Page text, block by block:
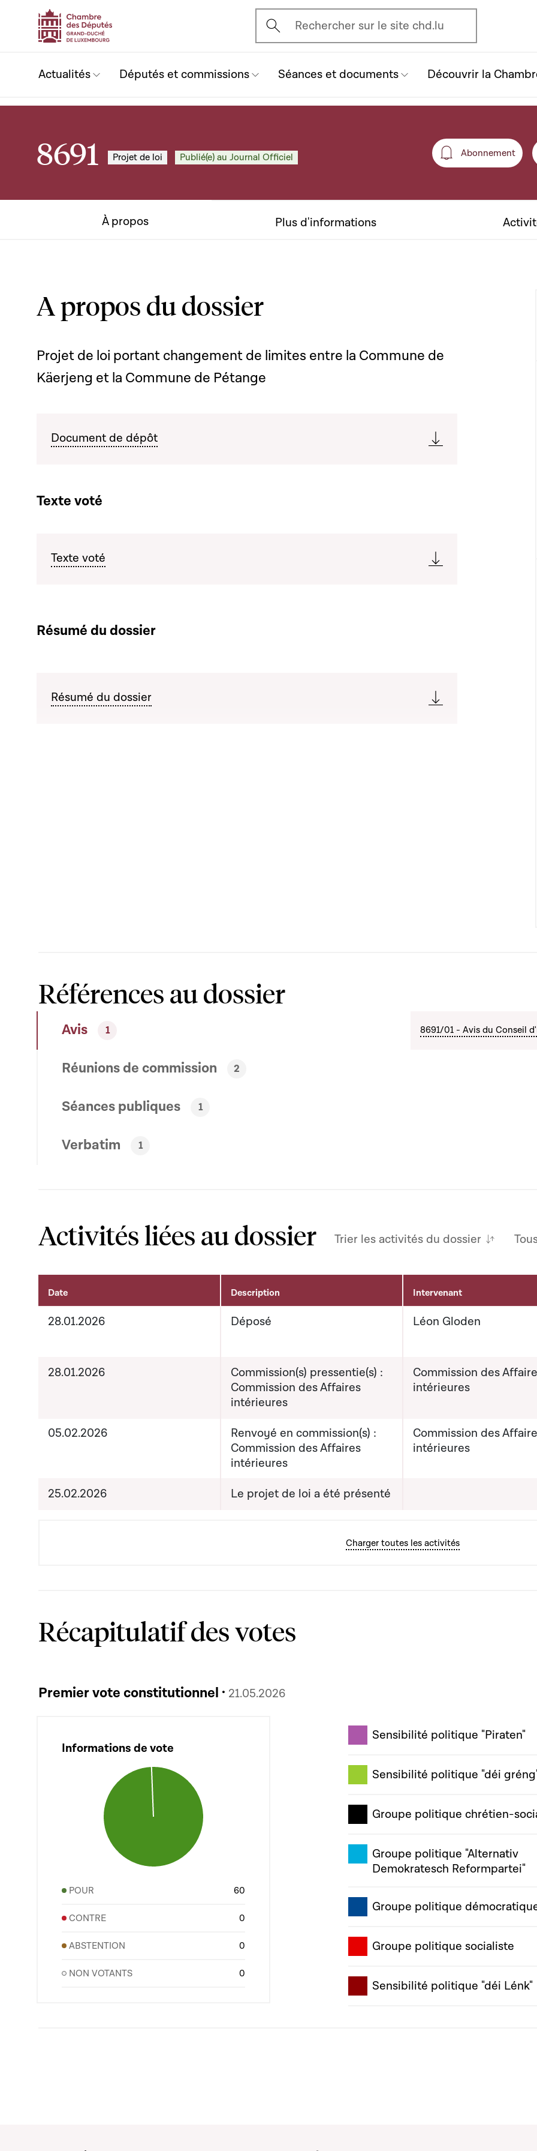
Ouvrir l'écran de recherche
Rechercher sur le site chd.lu
Actualités Députés et commissions Séances et documents Découvrir la
8691 Projet de loi Publié(e) au Journal Officiel Abonnement
À propos Plus d'informations
A propos du dossier
Projet de loi portant changement de limites entre la Commune de
Käerjeng et la Commune de Pétange
Document de dépôt
Texte voté
Texte voté
Résumé du dossier
Résumé du dossier
Références au dossier
Avis 1
Réunions de commission 2
Séances publiques 1
Verbatim 1
8691/01 - Avis du Conseil
Activités liées au dossier Trier les activités du dossier
Activités liées au dossier
Date Description Intervenant
28.01.2026 Déposé Léon Gloden
28.01.2026
Commission(s) pressentie(s) :
Commission des Affaires
intérieures
Commission des
intérieures
05.02.2026
Renvoyé en commission(s) :
Commission des Affaires
intérieures
Commission des
intérieures
25.02.2026 Le projet de loi a été présenté
Charger toutes les activités
Récapitulatif des votes
Premier vote constitutionnel · 21.05.2026
Informations de vote
POUR 60
CONTRE 0
ABSTENTION 0
NON VOTANTS 0
Sensibilité politique "Piraten"
Sensibilité politique "déi
Groupe politique chrétien-
Groupe politique "Alternativ
Demokratesch Reformpartei"
Groupe politique
Groupe politique socialiste
Sensibilité politique "déi Lénk"